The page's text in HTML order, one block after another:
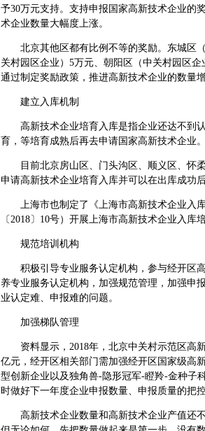
予30万元支持。支持申报国家高新技术企业的
术企业数量大幅度上涨。
北京其他区都有比例不等的奖励。东城区（
关村园区企业）5万元、朝阳区（中关村园区
通过制定奖励政策，推进高新技术企业的数量增
建立入库机制
高新技术企业培育入库是指企业还达不到
育，等培育成熟后再去申请国家高新技术企业。
目前北京房山区、门头沟区、顺义区、怀柔
申请高新技术企业培育入库并可以在出库成功后
上海市也制定了《上海市高新技术企业入
〔2018〕10号）开展上海市高新技术企业入库
规范培训机构
积极引导专业服务认定机构，参与经开区
养专业服务认定机构，加强规范管理，加强申
业认定难、申报难的问题。
加强梯队管理
资料显示，2018年，北京中关村示范区高
亿元，经开区相关部门需加强经开区国家级高
型创新企业以及独角兽-隐形冠军-瞪羚-金种子
时做好下一年度企业申报数量、申报质量的把
高新技术企业数量和高新技术企业产值还不